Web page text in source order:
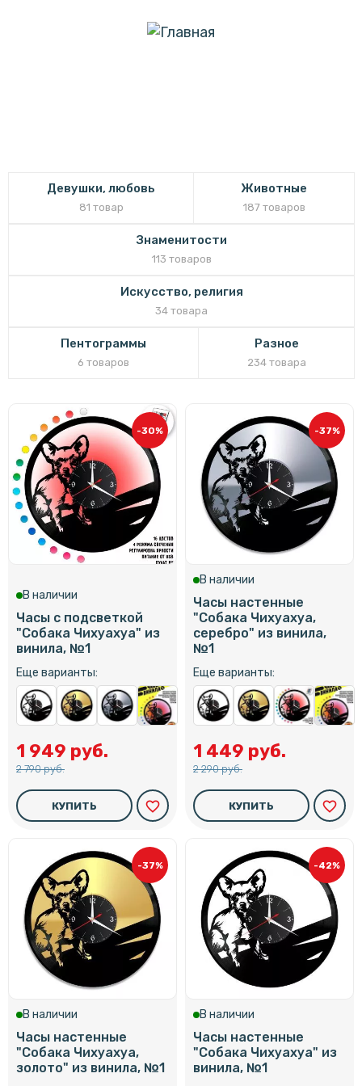
Девушки, любовь
81 товар
Животные
187 товаров
Знаменитости
113 товаров
Искусство, религия
34 товара
Пентограммы
6 товаров
Разное
234 товара
-30%
В наличии
Часы с подсветкой
"Собака Чихуахуа" из
винила, №1
Еще варианты:
1 949 руб.
2 790 руб.
КУПИТЬ favorite_border
-37%
В наличии
Часы настенные
"Собака Чихуахуа,
серебро" из винила,
№1
Еще варианты:
1 449 руб.
2 290 руб.
КУПИТЬ favorite_border
-37%
В наличии
Часы настенные
"Собака Чихуахуа,
золото" из винила, №1
-42%
В наличии
Часы настенные
"Собака Чихуахуа" из
винила, №1